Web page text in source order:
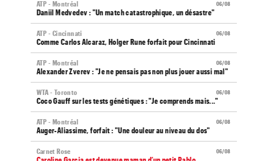
06/08
ATP - Montréal
Daniil Medvedev : "Un match catastrophique, un désastre"
06/08
ATP - Cincinnati
Comme Carlos Alcaraz, Holger Rune forfait pour Cincinnati
06/08
ATP - Montréal
Alexander Zverev : "Je ne pensais pas non plus jouer aussi mal"
06/08
WTA - Toronto
Coco Gauff sur les tests génétiques : "Je comprends mais..."
06/08
ATP - Montréal
Auger-Aliassime, forfait : "Une douleur au niveau du dos"
06/08
Carnet Rose